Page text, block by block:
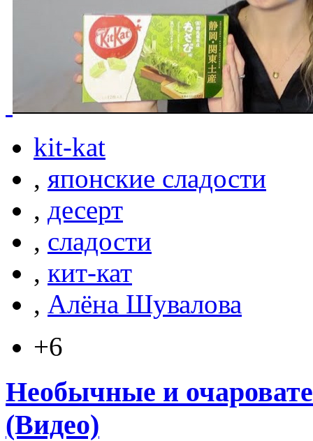
kit-kat
, японские сладости
, десерт
, сладости
, кит-кат
, Алёна Шувалова
+6
Необычные и
(Видео)